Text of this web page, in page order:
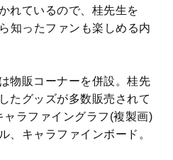
れているので、桂先生を
知ったファンも楽しめる内
物販コーナーを併設。桂先
たグッズが多数販売されて
ラファイングラフ(複製画)
、キャラファインボード。